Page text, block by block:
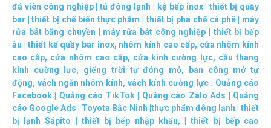
đá viên công nghiệp|tủ đông lạnh kệ bếp inox|thiết bị quầy
bar |thiết bị chế biến thực phẩm thiết bị pha chế cà phê| máy
rửa bát băng chuyền
máy rửa bát công nghiệp
thiết bị bếp
âu |thiết kế quầy bar inox, nhôm kính cao cấp, cửa nhôm kính
cao cấp, cửa nhôm cao cấp, cửa kính cường lực, cầu thang
kính cường lực, giếng trời tự đóng mở,
ban công mở tự
động, vách ngăn nhôm kính,vách kính cường lực. Quảng cáo
Facebook
Quảng cáo TikTok| Quảng cáo Zalo Ads
Quảng
cáo Google Ads
Toyota Bắc Ninh | thực phẩm đông lạnh |thiết
bị lạnh Sápito
thiết bị bếp nhập khẩu, |thiết bị bếp cao